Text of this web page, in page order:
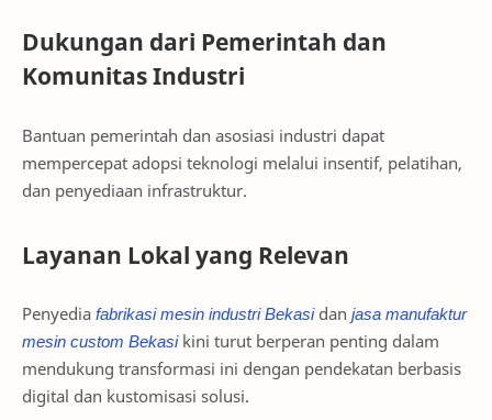
Dukungan dari Pemerintah dan
Komunitas Industri
Bantuan pemerintah dan asosiasi industri dapat
mempercepat adopsi teknologi melalui insentif, pelatihan,
dan penyediaan infrastruktur.
Layanan Lokal yang Relevan
Penyedia fabrikasi mesin industri Bekasidan jasa manufaktur
mesin custom Bekasikini turut berperan penting dalam
mendukung transformasi ini dengan pendekatan berbasis
digital dan kustomisasi solusi.